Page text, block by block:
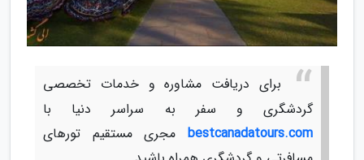
برای دریافت مشاوره و خدمات تخصصی
گردشگری و سفر به سراسر دنیا با
bestcanadatours.com مجری مستقیم تورهای